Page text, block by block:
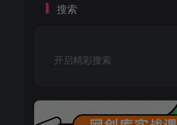
搜索
开启精彩搜索